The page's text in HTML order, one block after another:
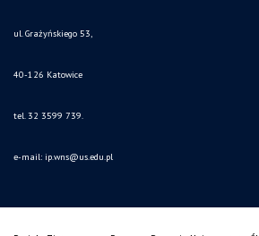
ul. Grażyńskiego 53,
40-126 Katowice
tel. 32 3599 739.
e-mail: ip.wns@us.edu.pl